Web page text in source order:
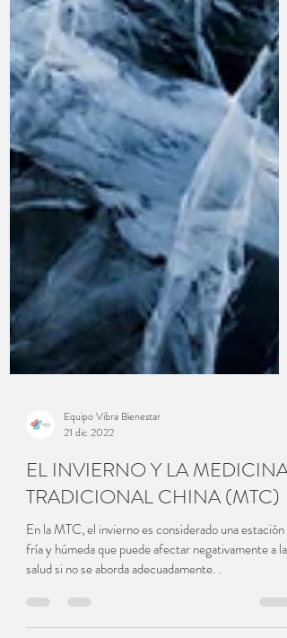
Equipo Vibra Bienestar
21 dic 2022
EL INVIERNO Y LA MEDICINA
TRADICIONAL CHINA (MTC)